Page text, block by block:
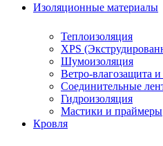
Изоляционные материалы
Теплоизоляция
XPS
Шумоизоляция
Ветро-влагозащита
Соединительные
Гидроизоляция
Мастики и праймеры
Кровля